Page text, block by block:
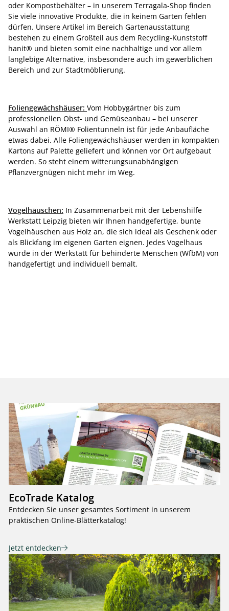
oder Kompostbehälter – in unserem Terragala-Shop finden
Sie viele innovative Produkte, die in keinem Garten fehlen
dürfen. Unsere Artikel im Bereich Gartenausstattung
bestehen zu einem Großteil aus dem Recycling-Kunststoff
hanit® und bieten somit eine nachhaltige und vor allem
langlebige Alternative, insbesondere auch im gewerblichen
Bereich und zur Stadtmöblierung.
Foliengewächshäuser: Vom Hobbygärtner bis zum
professionellen Obst- und Gemüseanbau – bei unserer
Auswahl an RÖMI® Folientunneln ist für jede Anbaufläche
etwas dabei. Alle Foliengewächshäuser werden in kompakten
Kartons auf Palette geliefert und können vor Ort aufgebaut
werden. So steht einem witterungsunabhängigen
Pflanzvergnügen nicht mehr im Weg.
Vogelhäuschen: In Zusammenarbeit mit der Lebenshilfe
Werkstatt Leipzig bieten wir Ihnen handgefertige, bunte
Vogelhäuschen aus Holz an, die sich ideal als Geschenk oder
als Blickfang im eigenen Garten eignen. Jedes Vogelhaus
wurde in der Werkstatt für behinderte Menschen (WfbM) von
handgefertigt und individuell bemalt.
EcoTrade Katalog
Entdecken Sie unser gesamtes Sortiment in unserem
praktischen Online-Blätterkatalog!
Jetzt entdecken